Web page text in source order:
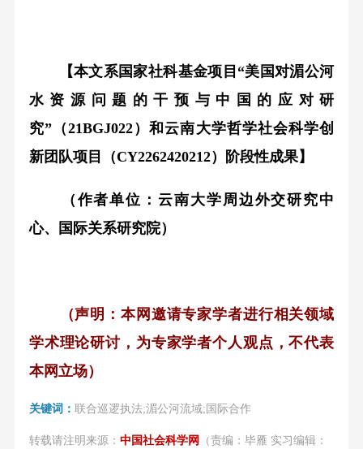
【本文系国家社科基金项目“美国对湄公河
水资源问题的干预与中国的应对研
究”（21BGJ022）和云南大学哲学社会科学创
新团队项目（CY2262420212）阶段性成果】
（作者单位：云南大学周边外交研究中
心、国际关系研究院）
（声明：本网邀请专家学者进行相关领域
学术理论研讨，为专家学者个人观点，不代表
本网立场）
关键词： 联合巡逻执法;湄公河流域;国际合作
转载请注明来源： 中国社会科学网 （责编：毕雁 实习编辑：